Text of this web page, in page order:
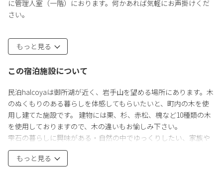
に管理人室（一階）におります。何かあれば気軽にお声掛けくだ
さい。
【お部屋】
・寝室 3部屋
・浴室 1部屋
【サービス・設備】
・浴槽/机(テーブル)/椅子(ソファ)/テレビ/冷蔵庫/洗濯機/乾燥機/
電子オーブンレンジ/掃除機/炊飯器/ドライヤー/ベッド／布団/食
器/調理器具
・キッチン
もっと見る
この宿泊施設について
民泊halcoyaは御所湖が近く、岩手山を望める場所にあります。​木
のぬくもりのある暮らしを体感してもらいたいと、町内の木を使
用し建てた施設です。 建物には栗、杉、赤松、槐など10種類の木
を使用しておりますので、木の違いもお愉しみ下さい。
雫石の暮らしに興味がある・自然の中でゆっくりしたい、家族や
友だちとの時間をいつもと違う空間で楽しみたいなど…そんな時
にどうぞいらして下さい。
もっと見る